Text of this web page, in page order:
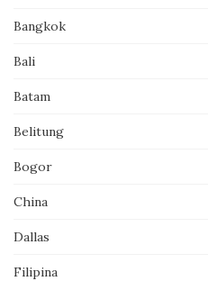
Bangkok
Bali
Batam
Belitung
Bogor
China
Dallas
Filipina